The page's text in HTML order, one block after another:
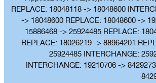
REPLACE: 18048118 -> 18048600
-> 18048600 REPLACE: 18048600 ->
15886468 -> 25924485 REPLACE:
REPLACE: 18026219 -> 88964201
25924485 INTERCHANGE:
INTERCHANGE: 19210706 ->